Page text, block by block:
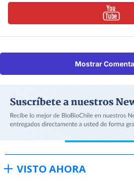
Mostrar
VISTO AHORA